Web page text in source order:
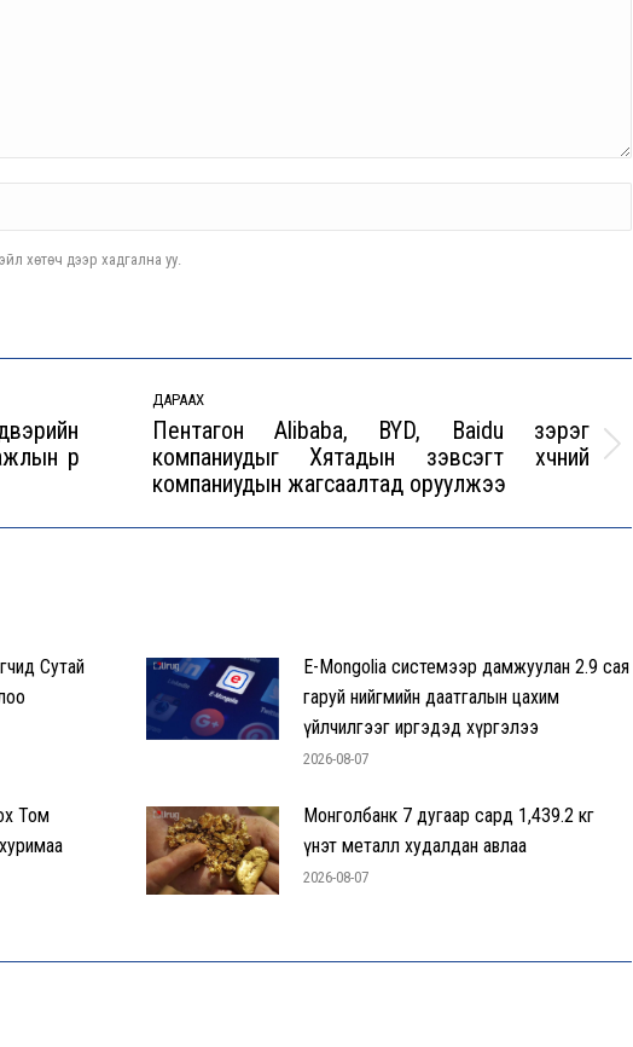
хөтөч дээр хадгална уу.
үр
ДАРААХ
Next
post:
Пентагон Alibaba, BYD, Baidu зэрэг
компаниудыг Хятадын зэвсэгт хүчний
компаниудын жагсаалтад оруулжээ
Сутай
E-Mongolia системээр дамжуулан 2.9 сая
гаруй нийгмийн даатгалын цахим
үйлчилгээг иргэдэд хүргэлээ
2026-08-07
Том
Монголбанк 7 дугаар сард 1,439.2 кг
үнэт металл худалдан авлаа
2026-08-07